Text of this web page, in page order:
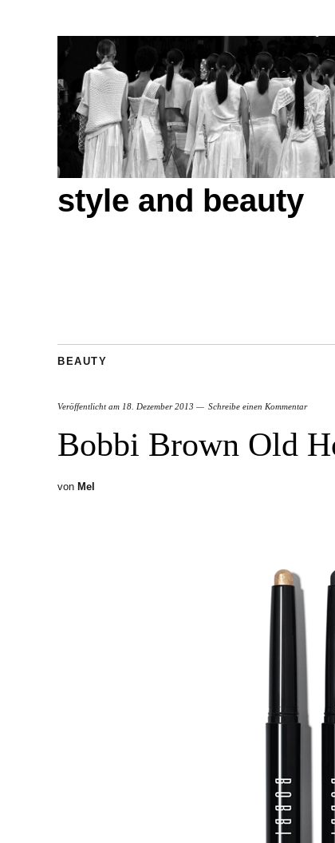
style and beauty
BEAUTY
Veröffentlicht am 18. Dezember 2013 Schreibe einen Kommentar
Bobbi Brown Old
von Mel